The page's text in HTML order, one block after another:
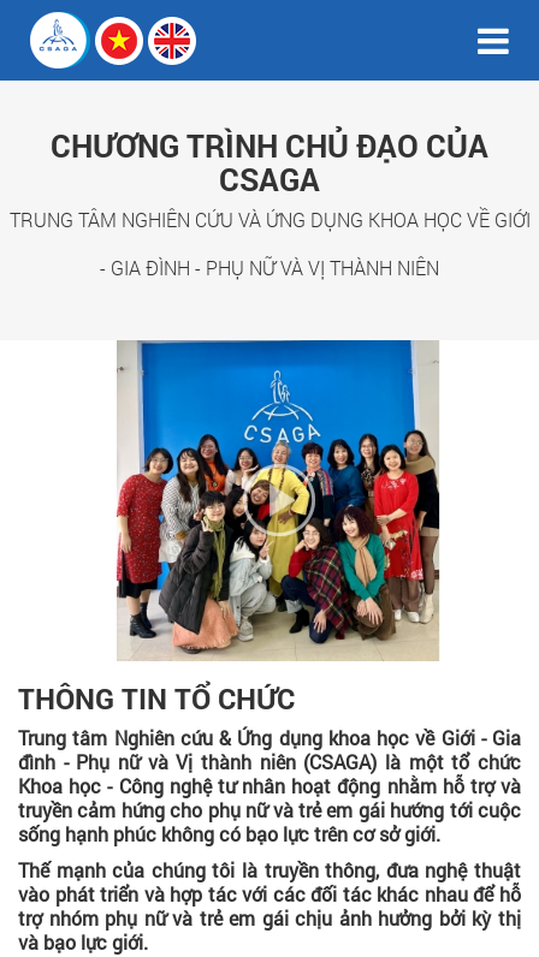
CHƯƠNG TRÌNH CHỦ ĐẠO CỦA
CSAGA
TRUNG TÂM NGHIÊN CỨU VÀ ỨNG DỤNG KHOA HỌC VỀ GIỚI
- GIA ĐÌNH - PHỤ NỮ VÀ VỊ THÀNH NIÊN
THÔNG TIN TỔ CHỨC
Trung tâm Nghiên cứu & Ứng dụng khoa học về Giới - Gia
đình - Phụ nữ và Vị thành niên (CSAGA) là một tổ chức
Khoa học - Công nghệ tư nhân hoạt động nhằm hỗ trợ và
truyền cảm hứng cho phụ nữ và trẻ em gái hướng tới cuộc
sống hạnh phúc không có bạo lực trên cơ sở giới.
Thế mạnh của chúng tôi là truyền thông, đưa nghệ thuật
vào phát triển và hợp tác với các đối tác khác nhau để hỗ
trợ nhóm phụ nữ và trẻ em gái chịu ảnh hưởng bởi kỳ thị
và bạo lực giới.